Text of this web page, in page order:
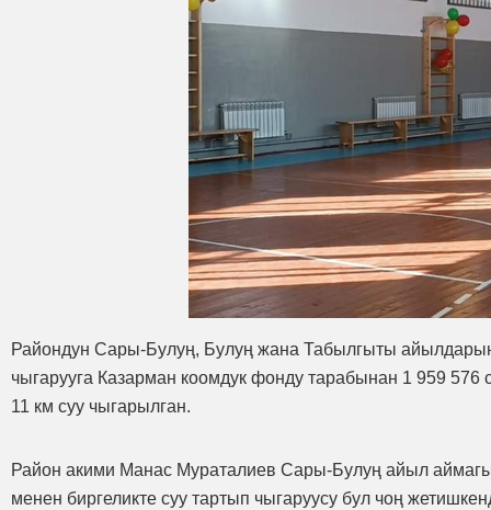
Райондун Сары-Булуң, Булуң жана Табылгыты
чыгарууга Казарман коомдук фонду тарабынан 1 959
11 км суу чыгарылган.
Район акими Манас Мураталиев Сары-Булуң айыл
менен биргеликте суу тартып чыгаруусу бул чоң